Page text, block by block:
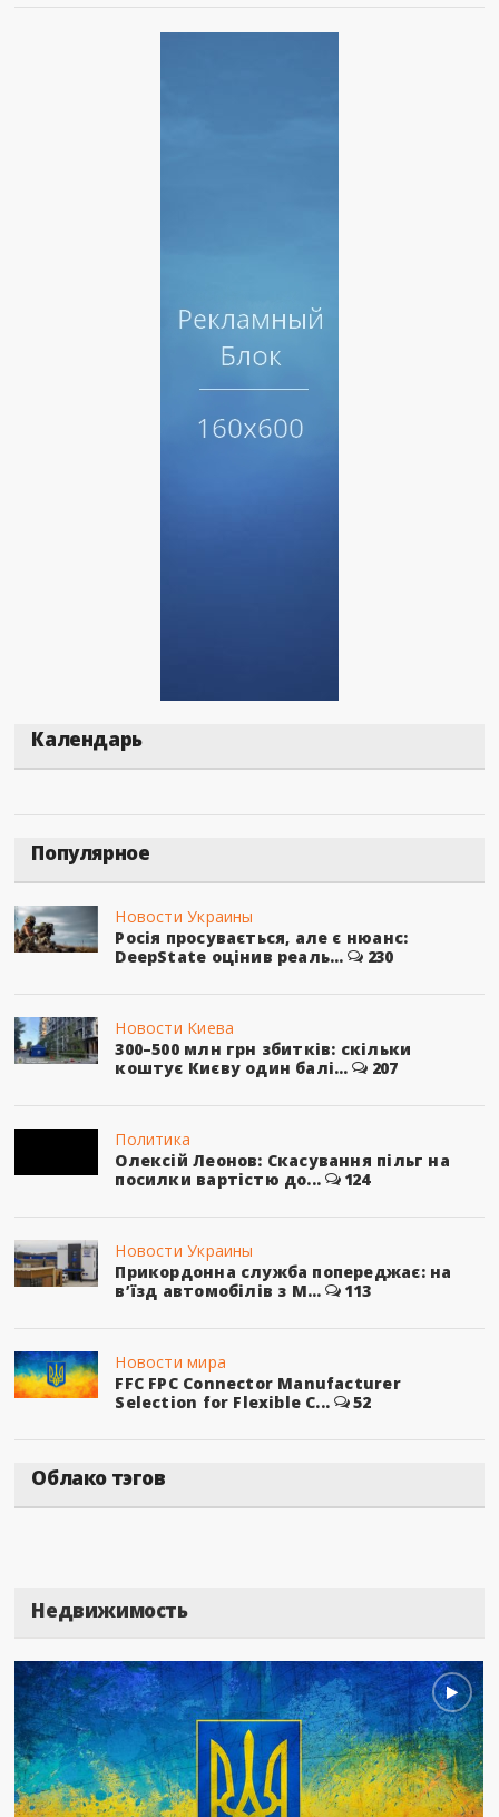
Календарь
Популярное
Новости Украины
Росія просувається, але є нюанс:
DeepState оцінив реаль...
230
Новости Киева
300–500 млн грн збитків: скільки
коштує Києву один балі...
207
Политика
Олексій Леонов: Скасування пільг на
посилки вартістю до...
124
Новости Украины
Прикордонна служба попереджає: на
в’їзд автомобілів з М...
113
Новости мира
FFC FPC Connector Manufacturer
Selection for Flexible C...
52
Облако тэгов
Недвижимость